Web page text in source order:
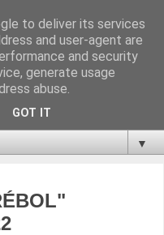
▼
to deliver its services
and user-agent are
and security
generate usage
abuse.
GOT IT